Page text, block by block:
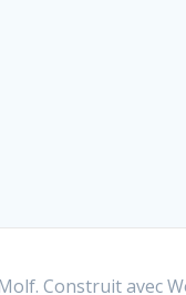
Construit avec